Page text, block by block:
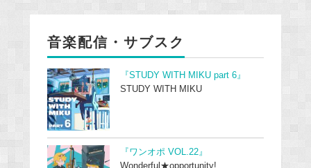
音楽配信・サブスク
『STUDY WITH MIKU part 6』
STUDY WITH MIKU
『ワンオポ VOL.22』
Wonderful★opportunity!